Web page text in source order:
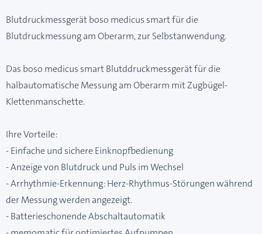
Blutdruckmessgerät boso medicus smart für die
Blutdruckmessung am Oberarm, zur Selbstanwendung.
Das boso medicus smart Blutddruckmessgerät für die
halbautomatische Messung am Oberarm mit Zugbügel-
Klettenmanschette.
Ihre Vorteile:
- Einfache und sichere Einknopfbedienung
- Anzeige von Blutdruck und Puls im Wechsel
- Arrhythmie-Erkennung: Herz-Rhythmus-Störungen während
der Messung werden angezeigt.
- Batterieschonende Abschaltautomatik